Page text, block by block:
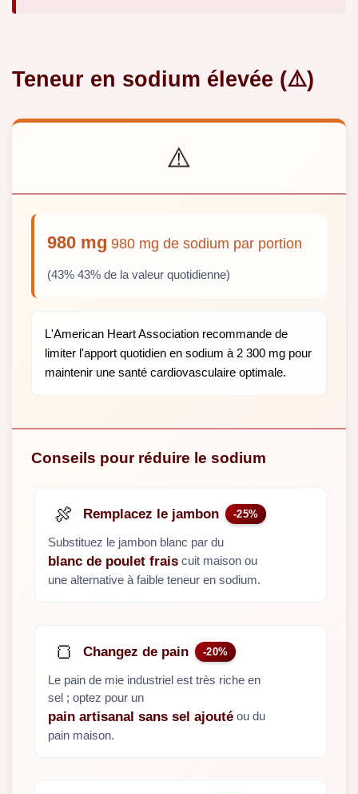
Teneur en sodium élevée (⚠️)
⚠️
980 mg 980 mg de sodium par portion
(43% 43% de la valeur quotidienne)
L'American Heart Association recommande de
limiter l'apport quotidien en sodium à 2 300 mg pour
maintenir une santé cardiovasculaire optimale.
Conseils pour réduire le sodium
🍖 Remplacez le jambon -25%
Substituez le jambon blanc par du
blanc de poulet frais cuit maison ou
une alternative à faible teneur en sodium.
🍞 Changez de pain -20%
Le pain de mie industriel est très riche en
sel ; optez pour un
pain artisanal sans sel ajouté ou du
pain maison.